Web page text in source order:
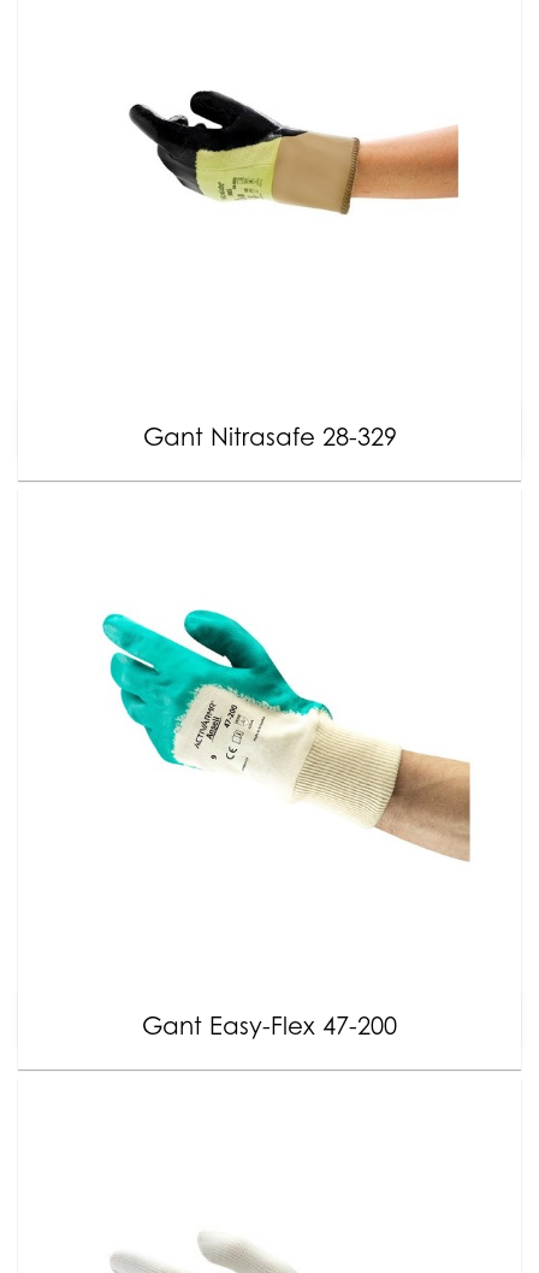
Gant Nitrasafe 28-329
Gant Easy-Flex 47-200